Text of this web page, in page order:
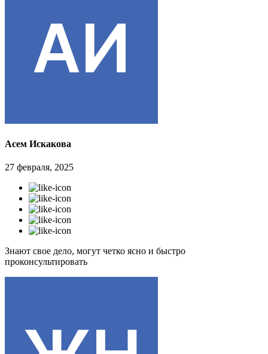
Асем Искакова
27 февраля, 2025
Знают свое дело, могут четко ясно и быстро
проконсультировать